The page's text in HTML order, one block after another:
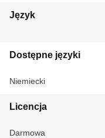
Język
Dostępne języki
Niemiecki
Licencja
Darmowa